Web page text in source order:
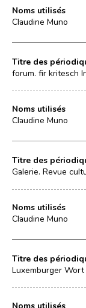
Noms utilisés
Claudine Muno
Titre des
forum. fir kritesch
Noms utilisés
Claudine Muno
Titre des
Galerie. Revue
Noms utilisés
Claudine Muno
Titre des
Luxemburger
Noms utilisés